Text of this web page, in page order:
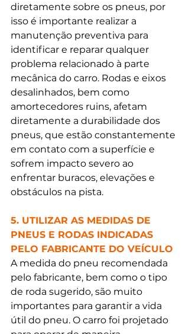
diretamente sobre os pneus, por
isso é importante realizar a
manutenção preventiva para
identificar e reparar qualquer
problema relacionado à parte
mecânica do carro. Rodas e eixos
desalinhados, bem como
amortecedores ruins, afetam
diretamente a durabilidade dos
pneus, que estão constantemente
em contato com a superfície e
sofrem impacto severo ao
enfrentar buracos, elevações e
obstáculos na pista.
5. UTILIZAR AS MEDIDAS DE
PNEUS E RODAS INDICADAS
PELO FABRICANTE DO VEÍCULO
A medida do pneu recomendada
pelo fabricante, bem como o tipo
de roda sugerido, são muito
importantes para garantir a vida
útil do pneu. O carro foi projetado